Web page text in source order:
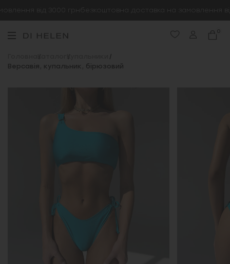
від 3000 грн безкоштовна доставка на замовлення
0
Каталог
Купальники
Версавія, купальник, бірюзовий